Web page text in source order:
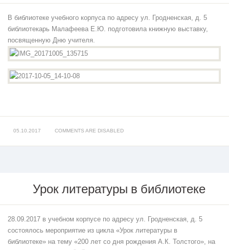
к Дню
учителя
В библиотеке учебного корпуса по адресу ул. Гродненская, д. 5
библиотекарь Малафеева Е.Ю. подготовила книжную выставку,
посвященную Дню учителя.
05.10.2017 COMMENTS ARE DISABLED
в
библиотеке
Урок литературы в библиотеке
28.09.2017 в учебном корпусе по адресу ул. Гродненская, д. 5
состоялось мероприятие из цикла «Урок литературы в
библиотеке» на тему «200 лет со дня рождения А.К. Толстого», на